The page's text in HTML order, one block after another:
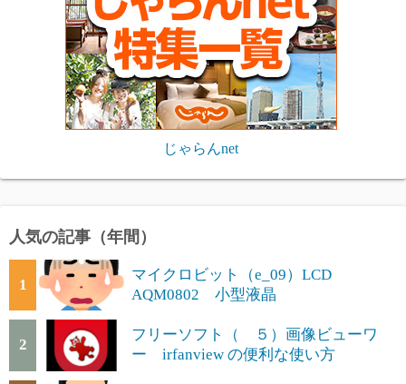
じゃらんnet
人気の記事（年間）
1
マイクロビット（e_09）LCD
AQM0802 小型液晶
2
フリーソフト（ ５）画像ビューワ
ー irfanview の便利な使い方